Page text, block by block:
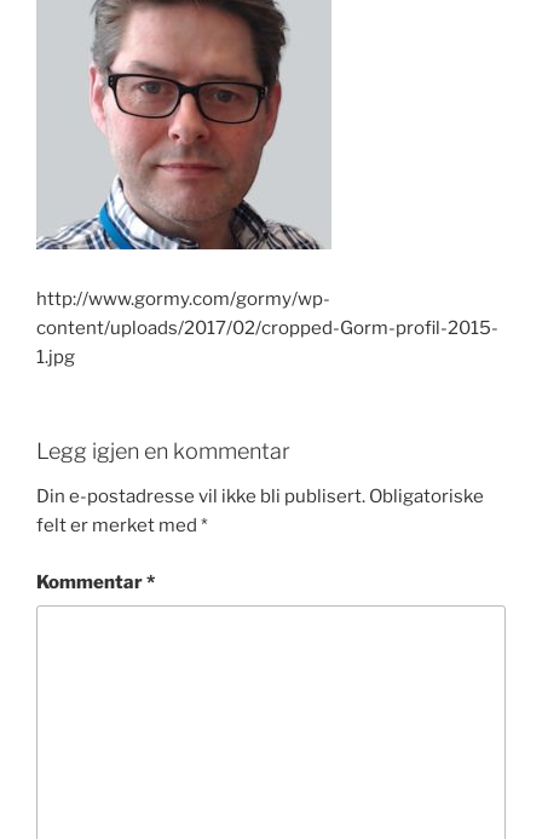
e
b
o
o
er e
dI
n
e
st
e
http://www.gormy.com/gormy/wp-
content/uploads/2017/02/cropped-Gorm-profil-2015-
1.jpg
Legg igjen en kommentar
Din e-postadresse vil ikke bli publisert. Obligatoriske
felt er merket med *
Kommentar*